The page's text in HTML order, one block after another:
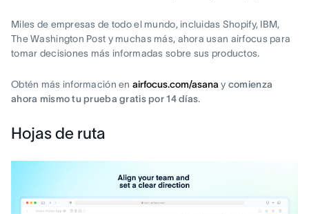
Miles de empresas de todo el mundo, incluidas Shopify, IBM,
The Washington Post y muchas más, ahora usan airfocus para
tomar decisiones más informadas sobre sus productos.
Obtén más información en airfocus.com/asana y comienza
ahora mismo tu prueba gratis por 14 días.
Hojas de ruta